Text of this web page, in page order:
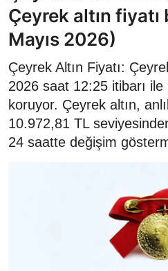
Çeyrek altın
Mayıs 2026)
Çeyrek Altın Fiyatı:
2026 saat 12:25 itibarı
koruyor. Çeyrek altın,
10.972,81 TL
24 saatte değişim